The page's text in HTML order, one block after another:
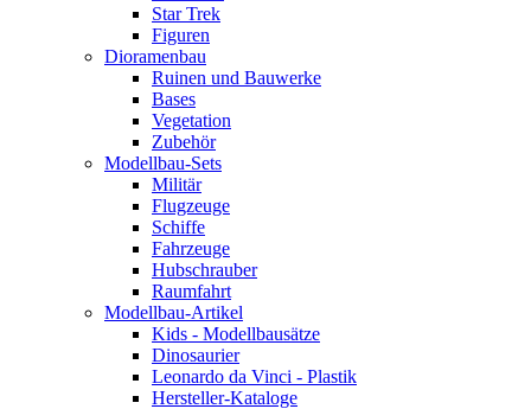
Star Trek
Figuren
Dioramenbau
Ruinen und Bauwerke
Bases
Vegetation
Zubehör
Modellbau-Sets
Militär
Flugzeuge
Schiffe
Fahrzeuge
Hubschrauber
Raumfahrt
Modellbau-Artikel
Kids - Modellbausätze
Dinosaurier
Leonardo da Vinci - Plastik
Hersteller-Kataloge